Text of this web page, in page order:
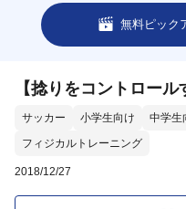
無料ピック
【捻りをコントロー
サッカー 小学生向け 中学生
フィジカルトレーニング
2018/12/27